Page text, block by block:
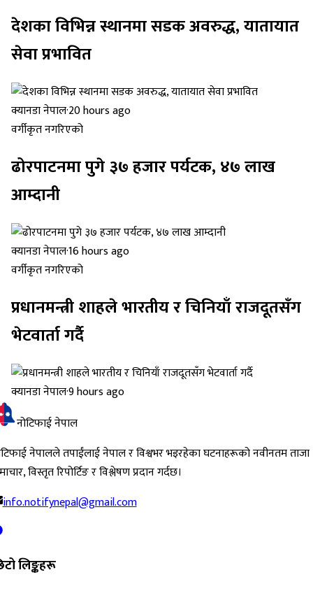
देशका विभिन्न स्थानमा सडक अवरुद्ध, यातायात
सेवा प्रभावित
क्यानडा नेपाल·20 hours ago
वर्गीकृत नगरिएको
ढोरपाटनमा पुगे ३७ हजार पर्यटक, ४७ लाख
आम्दानी
क्यानडा नेपाल·16 hours ago
वर्गीकृत नगरिएको
प्रधानमन्त्री शाहले भारतीय र चिनियाँ राजदूतसँग
भेटवार्ता गर्दै
क्यानडा नेपाल·9 hours ago
नोटिफाई नेपाल
नेपालले तपाईंलाई नेपाल र विश्वभर भइरहेका घटनाहरूको नवीनतम ताजा
विस्तृत रिपोर्टिङ र विश्लेषण प्रदान गर्दछ।
info.notifynepal@gmail.com
लिङ्कहरू